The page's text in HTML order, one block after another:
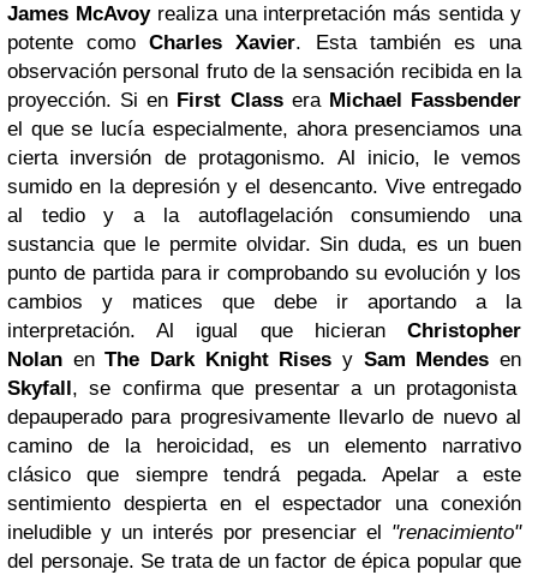
James McAvoyrealiza una interpretación más sentida y
potente como Charles Xavier. Esta también es una
observación personal fruto de la sensación recibida en la
proyección. Si en First Classera Michael Fassbender
el que se lucía especialmente, ahora presenciamos una
cierta inversión de protagonismo. Al inicio, le vemos
sumido en la depresión y el desencanto. Vive entregado
al tedio y a la autoflagelación consumiendo una
sustancia que le permite olvidar. Sin duda, es un buen
punto de partida para ir comprobando su evolución y los
cambios y matices que debe ir aportando a la
interpretación. Al igual que hicieran Christopher
Nolan enThe Dark Knight Risesy Sam Mendes en
Skyfall , se confirma que presentar a un protagonista
depauperado para progresivamente llevarlo de nuevo al
camino de la heroicidad, es un elemento narrativo
clásico que siempre tendrá pegada. Apelar a este
sentimiento despierta en el espectador una conexión
ineludible y un interés por presenciar el "renacimiento"
del personaje. Se trata de un factor de épica popular que